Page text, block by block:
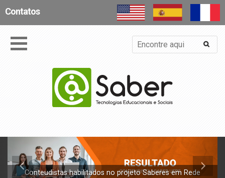
Contatos
Conteudistas habilitados no projeto Saberes em Rede